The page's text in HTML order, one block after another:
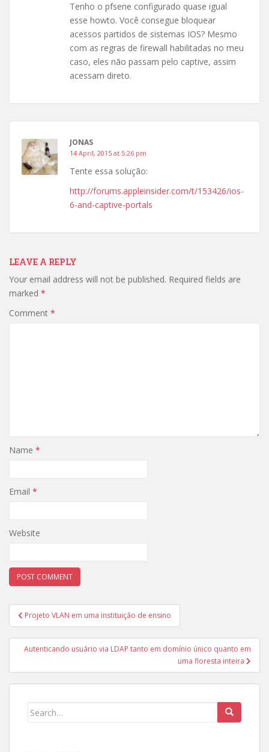
Tenho o pfsene configurado quase igual
esse howto. Você consegue bloquear
acessos partidos de sistemas IOS? Mesmo
com as regras de firewall habilitadas no meu
caso, eles não passam pelo captive, assim
acessam direto.
JONAS
14 April, 2015 at 5:26 pm
Tente essa solução:
http://forums.appleinsider.com/t/153426/ios-
6-and-captive-portals
LEAVE A REPLY
Your email address will not be published. Required fields are
marked *
Comment *
Name *
Email *
Website
Post
navigation
Projeto VLAN em uma instituição de ensino
Autenticando usuário via LDAP tanto em domínio único quanto em
uma floresta inteira
Search